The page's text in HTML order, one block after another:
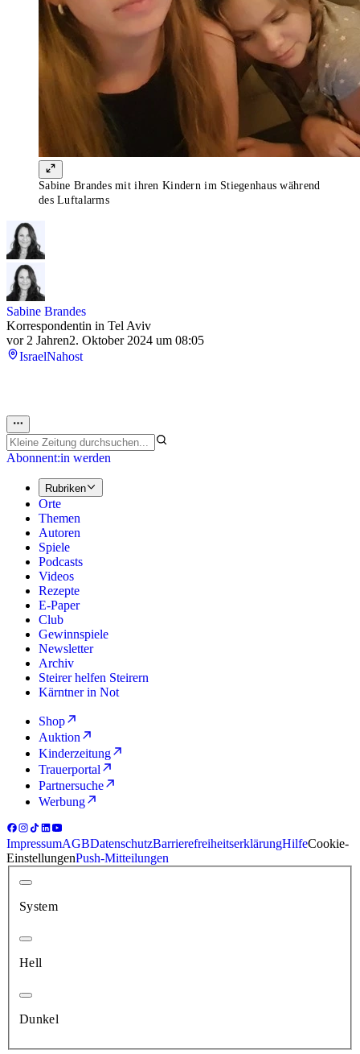
Sabine Brandes mit ihren Kindern im Stiegenhaus während
des Luftalarms
Sabine Brandes
Korrespondentin in Tel Aviv
vor 2 Jahren2. Oktober 2024 um 08:05
IsraelNahost
Abonnent:in werden
Rubriken
Orte
Themen
Autoren
Spiele
Podcasts
Videos
Rezepte
E-Paper
Club
Gewinnspiele
Newsletter
Archiv
Steirer helfen Steirern
Kärntner in Not
Shop
Auktion
Kinderzeitung
Trauerportal
Partnersuche
Werbung
ImpressumAGBDatenschutzBarrierefreiheitserklärungHilfeCookie-
EinstellungenPush-Mitteilungen
System
Hell
Dunkel